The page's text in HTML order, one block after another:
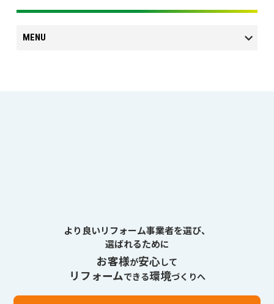
MENU
より良いリフォーム事業者を選び、
選ばれるために
お客様が安心して
リフォームできる環境づくりへ